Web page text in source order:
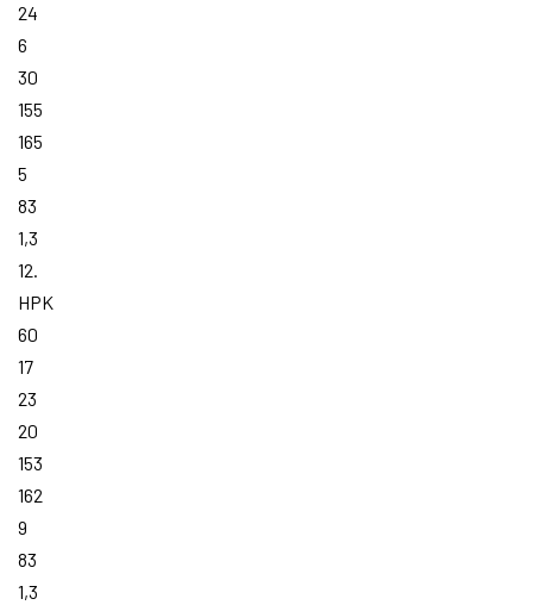
24
6
30
155
165
5
83
1,3
12.
HPK
60
17
23
20
153
162
9
83
1,3